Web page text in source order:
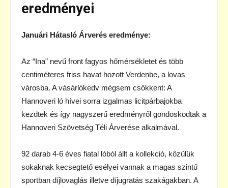
eredményei
Januári Hátasló Árverés eredménye:
Az “Ina” nevű front fagyos hőmérsékletet és több
centiméteres friss havat hozott Verdenbe, a lovas
városba. A vásárlókedv mégsem csökkent: A
Hannoveri ló hívei sorra izgalmas licitpárbajokba
kezdtek és így nagyszerű eredményről gondoskodtak a
Hannoveri Szövetség Téli Árverése alkalmával.
92 darab 4-6 éves fiatal lóból állt a kollekció, közülük
sokaknak kecsegtető esélyei vannak a magas szintű
sportban díjlovaglás illetve díjugratás szakágakban. A